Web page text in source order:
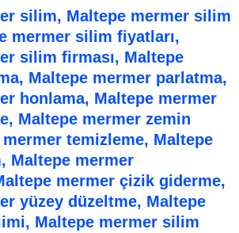
silim, Maltepe mermer silim
mermer silim fiyatları,
silim firması, Maltepe
Maltepe mermer parlatma,
honlama, Maltepe mermer
Maltepe mermer zemin
temizleme, Maltepe
Maltepe mermer
mermer çizik giderme,
yüzey düzeltme, Maltepe
Maltepe mermer silim